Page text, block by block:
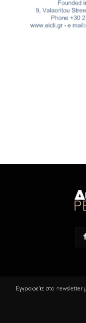
Εγγραφείτε στο newsletter